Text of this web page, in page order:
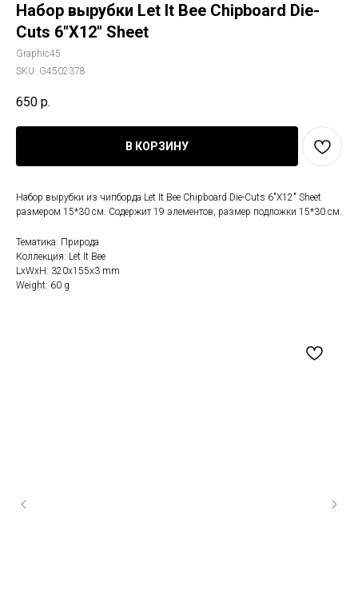
Набор вырубки Let It Bee Chipboard Die-
Cuts 6"X12" Sheet
Graphic45
SKU: G4502378
650 р.
В КОРЗИНУ
Набор вырубки из чипборда Let It Bee Chipboard Die-Cuts 6"X12" Sheet
размером 15*30 см. Содержит 19 элементов, размер подложки 15*30 см.
Тематика: Природа
Коллекция: Let It Bee
LxWxH: 320x155x3 mm
Weight: 60 g